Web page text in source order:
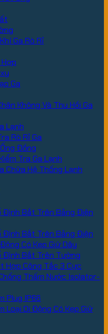
Ga Rò Rỉ
Ga
Không Và Thu Hồi Ga
Lạnh
Rò Rỉ Ga
Đồng
Tra Ga Lạnh
Chữa Hệ Thống Lạnh
Định Bắt Trên Bảng Điện
Định Bắt Trên Bảng Điện
Có Kẹp Giữ Dây
Định Bắt Trên Tường
Hợp Công Tắc 3 Cực
Thấm Nước Isolator-
Plug IP66
Loại Di Động Có Kẹp Giữ